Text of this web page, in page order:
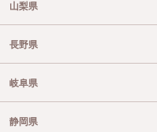
山梨県
長野県
岐阜県
静岡県